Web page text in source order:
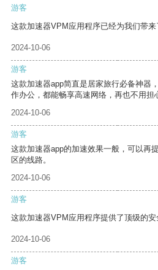
游客
这款加速器VPM应用程序已经为我们带来
2024-10-06
游客
这款加速器app简直是居家旅行必备神器
作办公，都能畅享高速网络，再也不用担
2024-10-06
游客
这款加速器app的加速效果一般，可以再
区的线路。
2024-10-06
游客
这款加速器VPM应用程序提供了顶级的安
2024-10-06
游客